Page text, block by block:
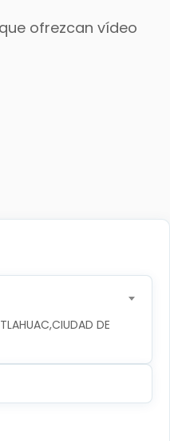
ofrezcan vídeo
DE